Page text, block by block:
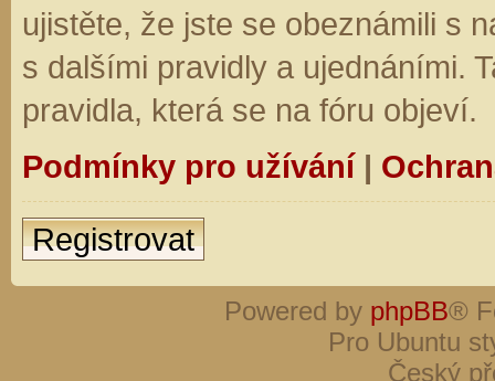
ujistěte, že jste se obeznámili s
s dalšími pravidly a ujednáními.
pravidla, která se na fóru objeví.
Podmínky pro užívání|
Registrovat
Powered by phpBB®
Pro Ubuntu
Český